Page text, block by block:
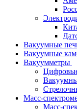
Вакуумные
Вакуумные
Вакуумметры
Масс-
Масс-